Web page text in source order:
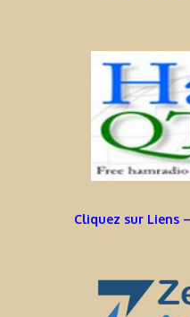
Cliquez sur Liens